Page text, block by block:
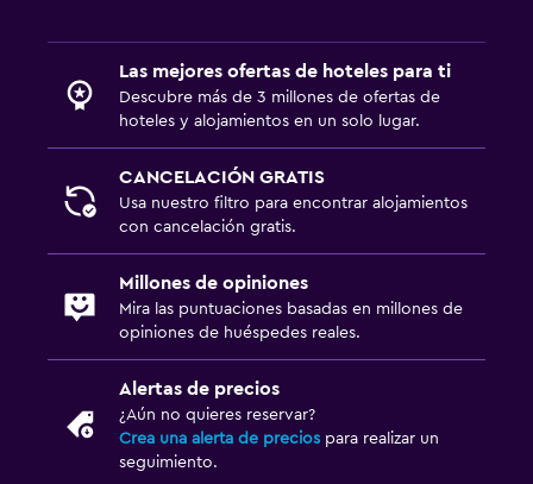
Las mejores ofertas de hoteles para ti
Descubre más de 3 millones de ofertas de
hoteles y alojamientos en un solo lugar.
CANCELACIÓN GRATIS
Usa nuestro filtro para encontrar alojamientos
con cancelación gratis.
Millones de opiniones
Mira las puntuaciones basadas en millones de
opiniones de huéspedes reales.
Alertas de precios
¿Aún no quieres reservar?
Crea una alerta de precios para realizar un
seguimiento.